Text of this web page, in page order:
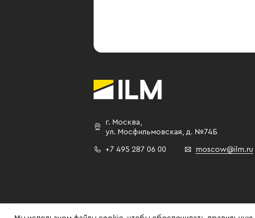
г. Москва
ул. Мосфильмовская,
д. №74Б
+7 495 287 06 00 moscow@ilm.ru